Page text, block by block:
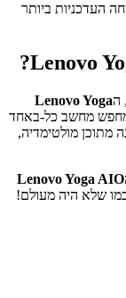
העדכניות ביותר
הLenovo Yoga
מחשב כל-באחד
מתוכן מולטימדיה,
Lenovo Yoga AIO
שלא היה מעולם!